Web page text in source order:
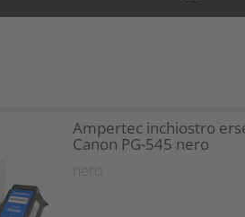
Ampertec inchiostro
Canon PG-545 nero
nero